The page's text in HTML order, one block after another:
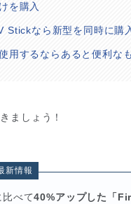
を購入
Stickなら新型を同時に購
用するならあると便利な
ましょう！
新情報
比べて40%アップした「